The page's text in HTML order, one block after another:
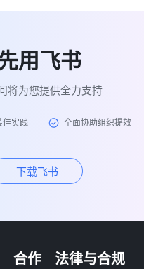
用飞书
将为您提供全力支持
佳实践 全面协助组织提效
下载飞书
合作
法律与合规